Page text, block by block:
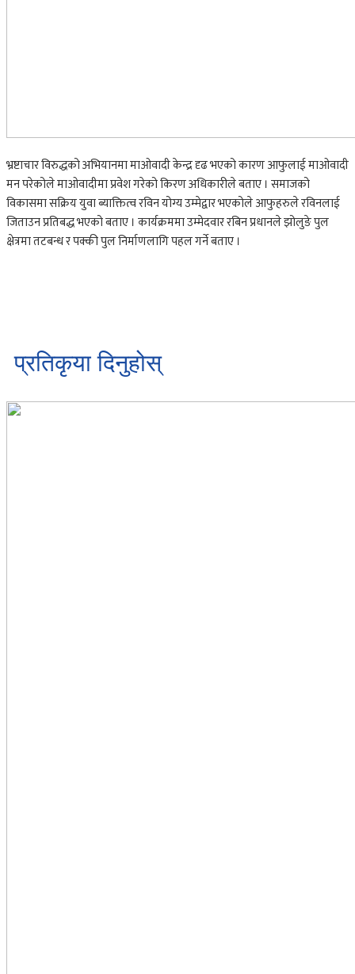
भ्रष्टाचार विरुद्धको अभियानमा माओवादी केन्द्र दृढ भएको कारण आफुलाई माओवादी
मन परेकोले माओवादीमा प्रवेश गरेको किरण अधिकारीले बताए । समाजको
विकासमा सक्रिय युवा ब्याक्तित्व रविन योग्य उम्मेद्वार भएकोले आफुहरुले रविनलाई
जिताउन प्रतिबद्ध भएको बताए । कार्यक्रममा उम्मेदवार रबिन प्रधानले झोलुङे पुल
क्षेत्रमा तटबन्ध र पक्की पुल निर्माणलागि पहल गर्ने बताए ।
प्रतिकृया दिनुहोस्